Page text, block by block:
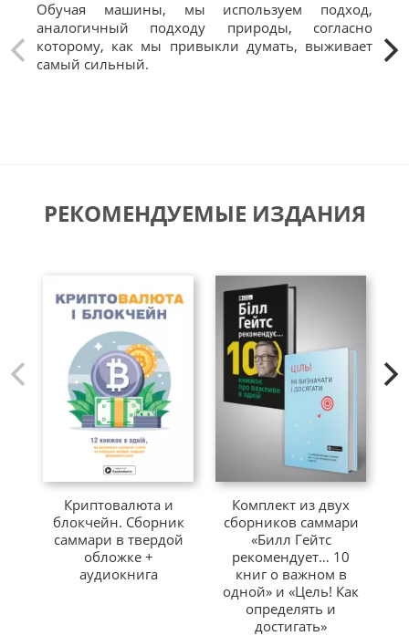
Обучая машины, мы используем подход,
аналогичный подходу природы, согласно
которому, как мы привыкли думать, выживает
самый сильный.
РЕКОМЕНДУЕМЫЕ ИЗДАНИЯ
Криптовалюта и
блокчейн. Сборник
саммари в твердой
обложке +
аудиокнига
Комплект из двух
сборников саммари
«Билл Гейтс
рекомендует… 10
книг о важном в
одной» и «Цель! Как
определять и
достигать»